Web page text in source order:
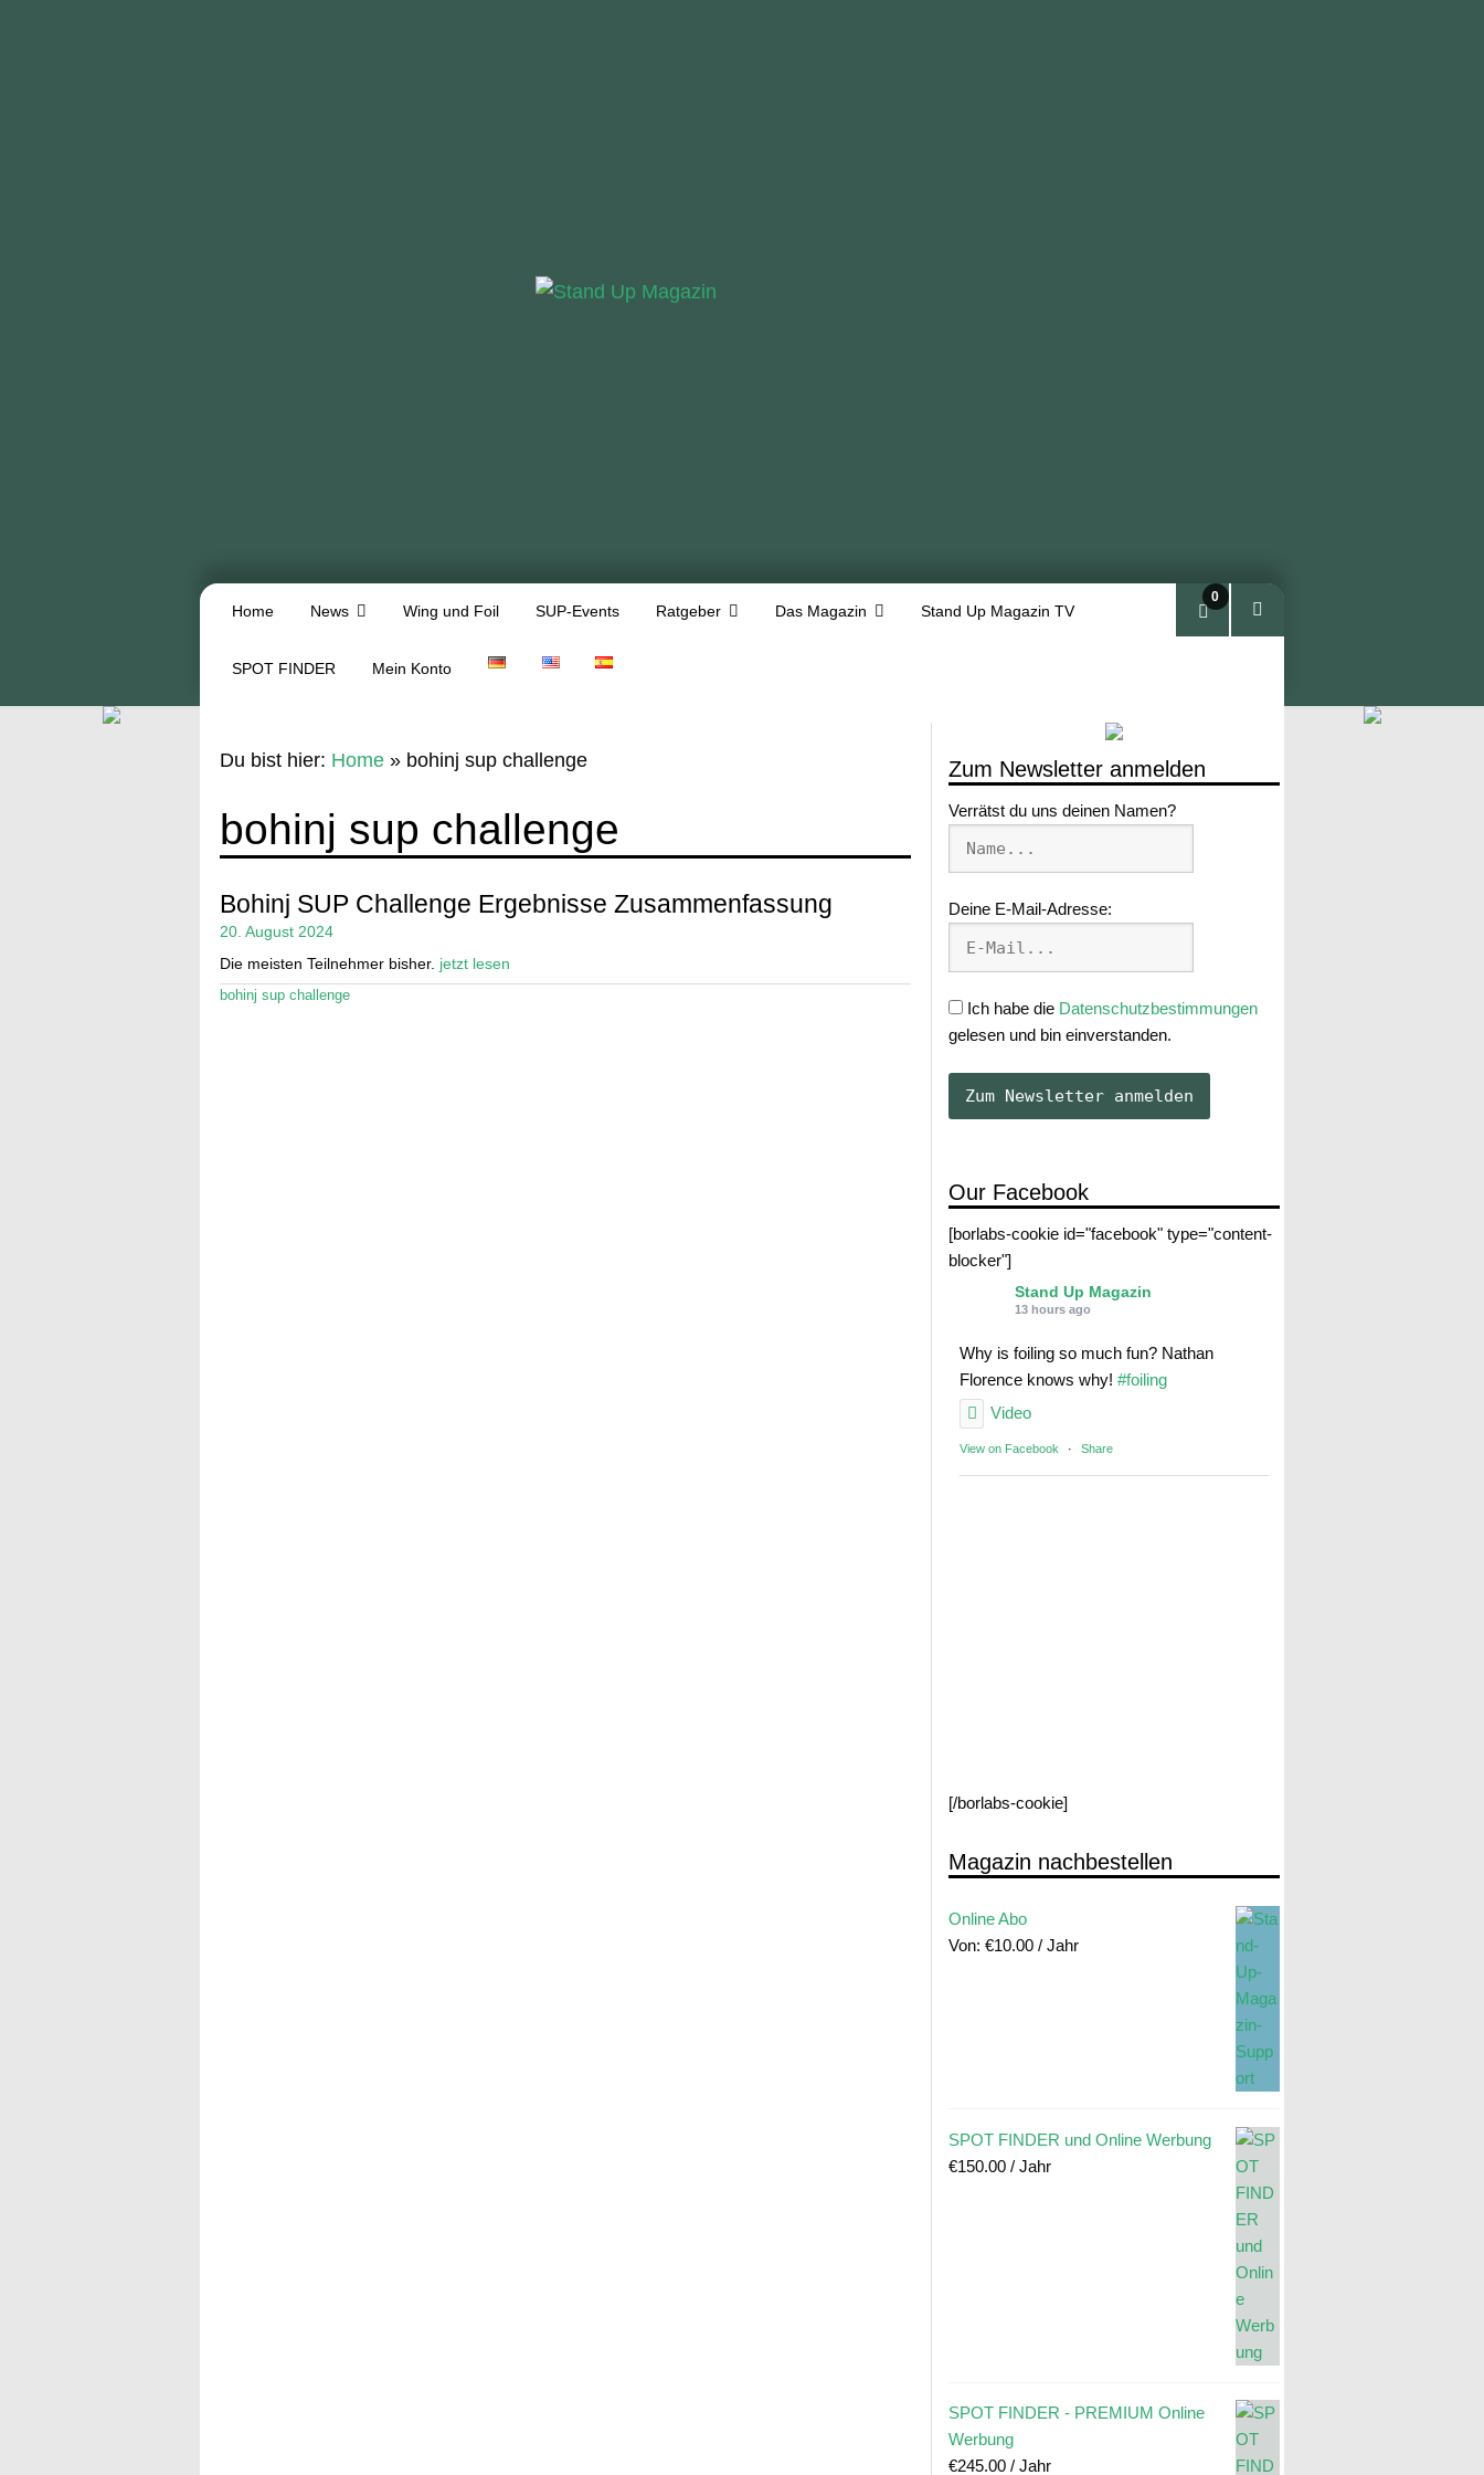
Home News Wing und Foil SUP-Events Ratgeber Das Magazin Stand Up Magazin TV
SPOT FINDER Mein Konto
0
Zum Newsletter anmelden
Verrätst du uns deinen Namen?
Deine E-Mail-Adresse:
Ich habe die Datenschutzbestimmungen
gelesen und bin einverstanden.
Our Facebook
[borlabs-cookie id="facebook" type="content-
blocker"]
Stand Up Magazin
13 hours ago
Why is foiling so much fun? Nathan
Florence knows why! #foiling
Video
View on Facebook · Share
[/borlabs-cookie]
Magazin nachbestellen
Online Abo
Von: €10.00 / Jahr
SPOT FINDER und Online Werbung
€150.00 / Jahr
SPOT FINDER - PREMIUM Online
Werbung
€245.00 / Jahr
Du bist hier: Home» bohinj sup challenge
bohinj sup challenge
Bohinj SUP Challenge Ergebnisse Zusammenfassung
20. August 2024
Die meisten Teilnehmer bisher. jetzt lesen
bohinj sup challenge